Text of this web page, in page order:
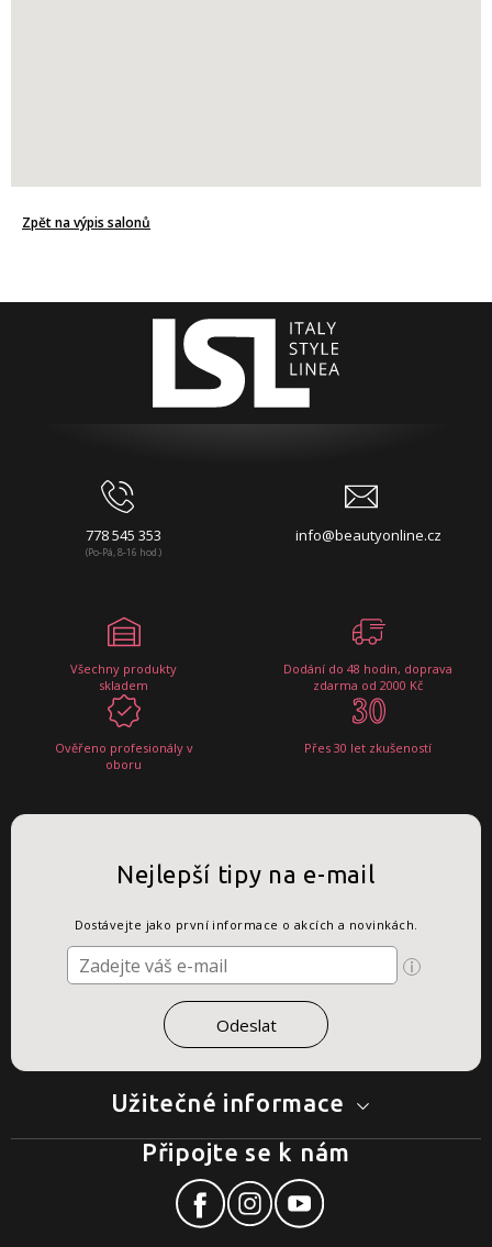
Zpět na výpis salonů
778 545 353
(Po-Pá, 8-16 hod.)
info@beautyonline.cz
Všechny produkty
skladem
Dodání do 48 hodin, doprava
zdarma od 2000 Kč
Ověřeno profesionály v
oboru
Přes 30 let zkušeností
Užitečné informace
Nejlepší tipy na e-mail
Dostávejte jako první informace o akcích a novinkách.
Připojte se k nám